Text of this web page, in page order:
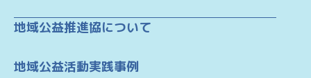
地域公益推進協について
地域公益活動実践事例